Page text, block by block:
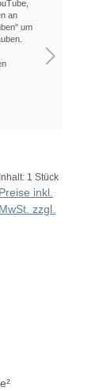
an
um
an
um
Inhalt: 1 Stück
Preise inkl.
MwSt. zzgl.